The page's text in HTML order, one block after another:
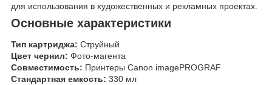
для использования в художественных и рекламных проектах.
Основные характеристики
Тип картриджа: Струйный
Цвет чернил: Фото-магента
Совместимость: Принтеры Canon imagePROGRAF
Стандартная емкость: 330 мл